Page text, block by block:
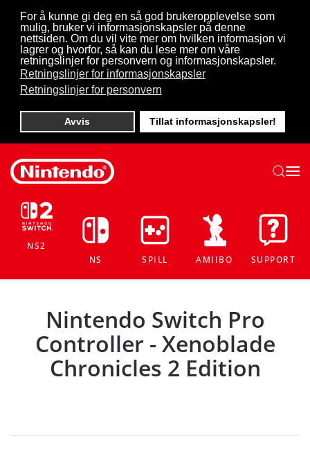
For å kunne gi deg en så god brukeropplevelse som
mulig, bruker vi informasjonskapsler på denne
nettsiden. Om du vil vite mer om hvilken informasjon vi
lagrer og hvorfor, så kan du lese mer om våre
retningslinjer for personvern og informasjonskapsler.
Retningslinjer for informasjonskapsler
Retningslinjer for personvern
Avvis Tillat informasjonskapsler!
Skip to main content
NS2
NS
SPILL AMIIBO SUPPORT
Nintendo Switch Pro
Controller - Xenoblade
Chronicles 2 Edition